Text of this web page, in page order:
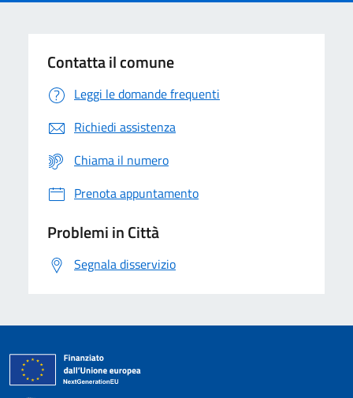
Contatta il comune
Leggi le domande frequenti
Richiedi assistenza
Chiama il numero
Prenota appuntamento
Problemi in Città
Segnala disservizio